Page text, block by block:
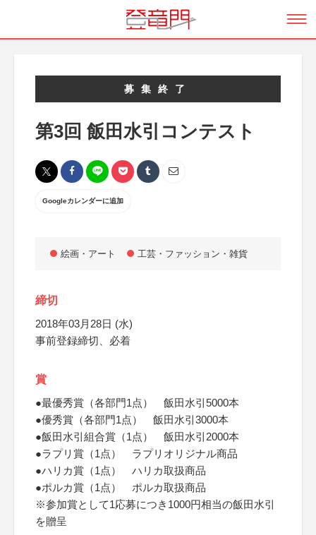
募集終了
第3回 飯田水引コンテスト
Googleカレンダーに追加
絵画・アート 工芸・ファッション・雑貨
締切
2018年03月28日 (水)
事前登録締切、必着
賞
●最優秀賞（各部門1点） 飯田水引5000本
●優秀賞（各部門1点） 飯田水引3000本
●飯田水引組合賞（1点） 飯田水引2000本
●ラプリ賞（1点） ラプリオリジナル商品
●ハリカ賞（1点） ハリカ取扱商品
●ポルカ賞（1点） ポルカ取扱商品
※参加賞として1応募につき1000円相当の飯田水引
を贈呈